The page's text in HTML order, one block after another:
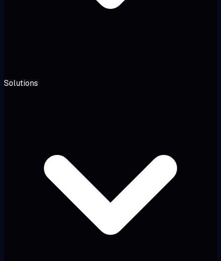
Solutions